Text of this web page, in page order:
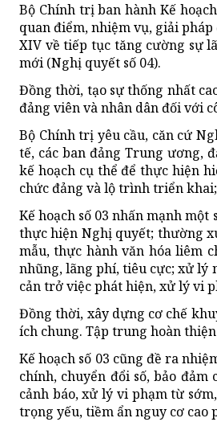
Bộ Chính trị ban hành Kế
quan điểm, nhiệm vụ, giải
XIV về tiếp tục tăng cường sự
mới (Nghị quyết số 04).
Đồng thời, tạo sự thống nhất
đảng viên và nhân dân đối với
Bộ Chính trị yêu cầu, căn cứ
tế, các ban đảng Trung ương,
kế hoạch cụ thể để thực hiện
chức đảng và lộ trình triển
Kế hoạch số 03 nhấn mạnh
thực hiện Nghị quyết; thường
mẫu, thực hành văn hóa liêm
nhũng, lãng phí, tiêu cực; xử lý
cản trở việc phát hiện, xử lý vi
Đồng thời, xây dựng cơ chế
ích chung. Tập trung hoàn
Kế hoạch số 03 cũng đề ra
chính, chuyển đổi số, bảo
cảnh báo, xử lý vi phạm từ
trọng yếu, tiềm ẩn nguy cơ cao